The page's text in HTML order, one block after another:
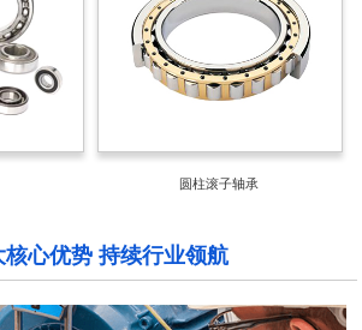
圆柱滚子轴承
核心优势 持续行业领航